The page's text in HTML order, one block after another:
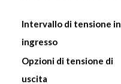
Intervallo di tensione in
ingresso
Opzioni di tensione di
uscita